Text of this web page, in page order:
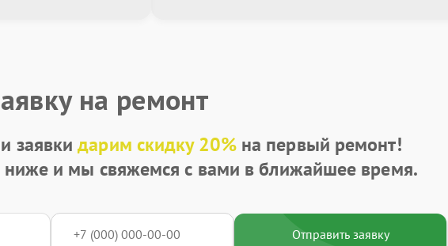
на ремонт
заявкидарим скидку 20%на первый ремонт!
ниже и мы свяжемся с вами в ближайшее время.
Отправить заявку